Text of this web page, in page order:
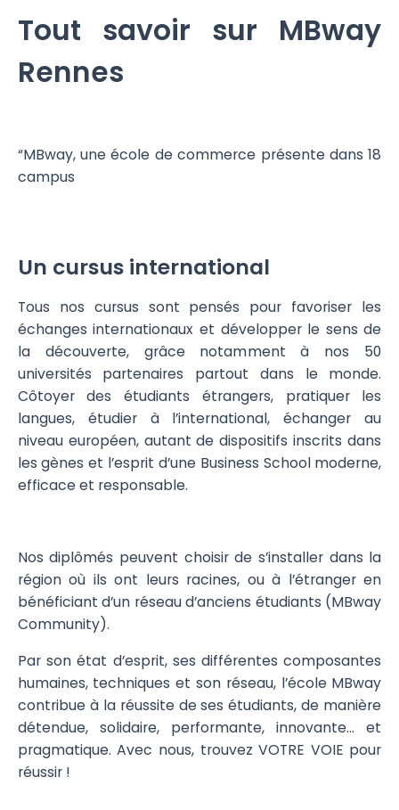
Tout savoir sur MBway
Rennes
“MBway, une école de commerce présente dans 18
campus
Un cursus international
Tous nos cursus sont pensés pour favoriser les
échanges internationaux et développer le sens de
la découverte, grâce notamment à nos 50
universités partenaires partout dans le monde.
Côtoyer des étudiants étrangers, pratiquer les
langues, étudier à l’international, échanger au
niveau européen, autant de dispositifs inscrits dans
les gènes et l’esprit d’une Business School moderne,
efficace et responsable.
Nos diplômés peuvent choisir de s’installer dans la
région où ils ont leurs racines, ou à l’étranger en
bénéficiant d’un réseau d’anciens étudiants (MBway
Community).
Par son état d’esprit, ses différentes composantes
humaines, techniques et son réseau, l’école MBway
contribue à la réussite de ses étudiants, de manière
détendue, solidaire, performante, innovante… et
pragmatique. Avec nous, trouvez VOTRE VOIE pour
réussir !